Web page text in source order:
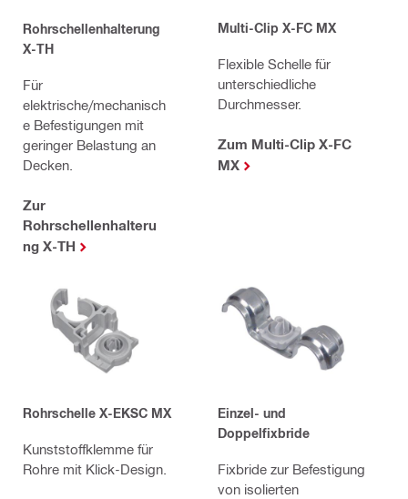
Rohrschellenhalterung
X-TH
Für
elektrische/mechanisch
e Befestigungen mit
geringer Belastung an
Decken.
Zur
Rohrschellenhalteru
ng X-TH
Multi-Clip X-FC MX
Flexible Schelle für
unterschiedliche
Durchmesser.
Zum Multi-Clip X-FC
MX
Rohrschelle X-EKSC MX
Kunststoffklemme für
Rohre mit Klick-Design.
Einzel- und
Doppelfixbride
Fixbride zur Befestigung
von isolierten